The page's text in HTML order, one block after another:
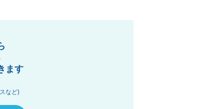
ます
など)